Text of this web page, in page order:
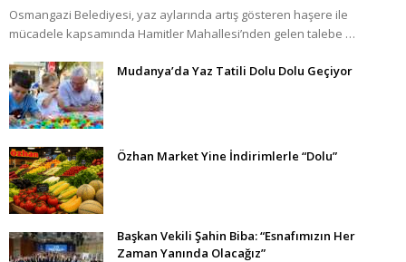
Osmangazi Belediyesi, yaz aylarında artış gösteren haşere ile
mücadele kapsamında Hamitler Mahallesi’nden gelen talebe …
Mudanya’da Yaz Tatili Dolu Dolu Geçiyor
Özhan Market Yine İndirimlerle “Dolu”
Başkan Vekili Şahin Biba: “Esnafımızın Her
Zaman Yanında Olacağız”